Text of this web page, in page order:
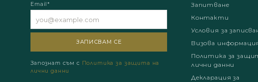
Email*
Запознат съм с Политика за защита на
лични данни
Запитване
Контакти
Условия за
Визова
Политика за
лични данни
Декларация за